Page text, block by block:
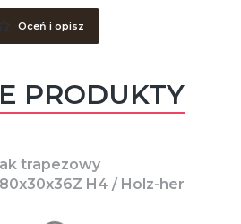
Oceń i opisz
PRODUKTY
trapezowy
H4 / Holz-her